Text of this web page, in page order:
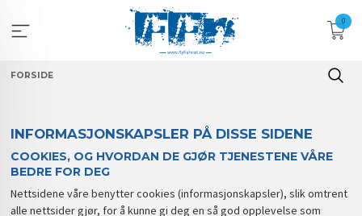
innholdet
0
FORSIDE
INFORMASJONSKAPSLER PÅ DISSE SIDENE
COOKIES, OG HVORDAN DE GJØR TJENESTENE VÅRE
BEDRE FOR DEG
Nettsidene våre benytter cookies (informasjonskapsler), slik omtrent
alle nettsider gjør, for å kunne gi deg en så god opplevelse som